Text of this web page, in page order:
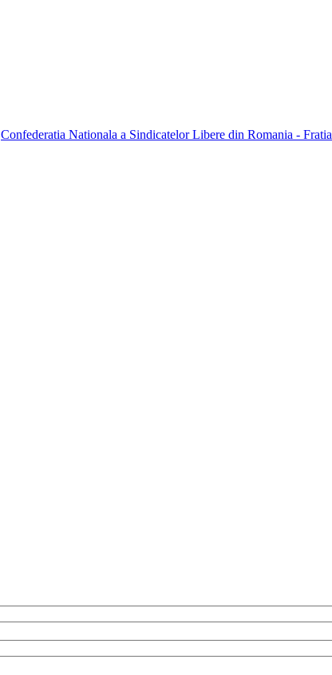
Confederatia Nationala a Sindicatelor Libere din Romania - Fratia